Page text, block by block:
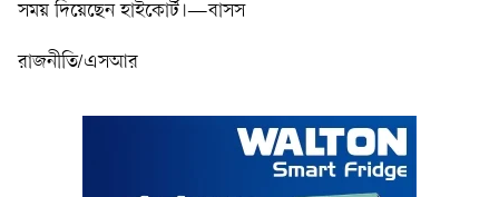
সময় দিয়েছেন হাইকোর্ট।—বাসস
রাজনীতি/এসআর